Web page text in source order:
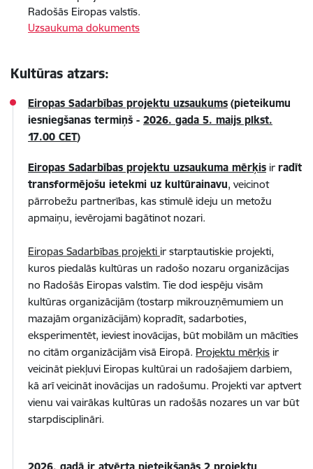
Radošās Eiropas valstīs.
Uzsaukuma dokuments
Kultūras atzars:
Eiropas Sadarbības projektu uzsaukums (pieteikumu
iesniegšanas termiņš - 2026. gada 5. maijs plkst.
17.00 CET)
Eiropas Sadarbības projektu uzsaukuma mērķis ir radīt
transformējošu ietekmi uz kultūrainavu, veicinot
pārrobežu partnerības, kas stimulē ideju un metožu
apmaiņu, ievērojami bagātinot nozari.
Eiropas Sadarbības projekti ir starptautiskie projekti,
kuros piedalās kultūras un radošo nozaru organizācijas
no Radošās Eiropas valstīm. Tie dod iespēju visām
kultūras organizācijām (tostarp mikrouzņēmumiem un
mazajām organizācijām) kopradīt, sadarboties,
eksperimentēt, ieviest inovācijas, būt mobilām un mācīties
no citām organizācijām visā Eiropā. Projektu mērķis ir
veicināt piekļuvi Eiropas kultūrai un radošajiem darbiem,
kā arī veicināt inovācijas un radošumu. Projekti var aptvert
vienu vai vairākas kultūras un radošās nozares un var būt
starpdisciplināri.